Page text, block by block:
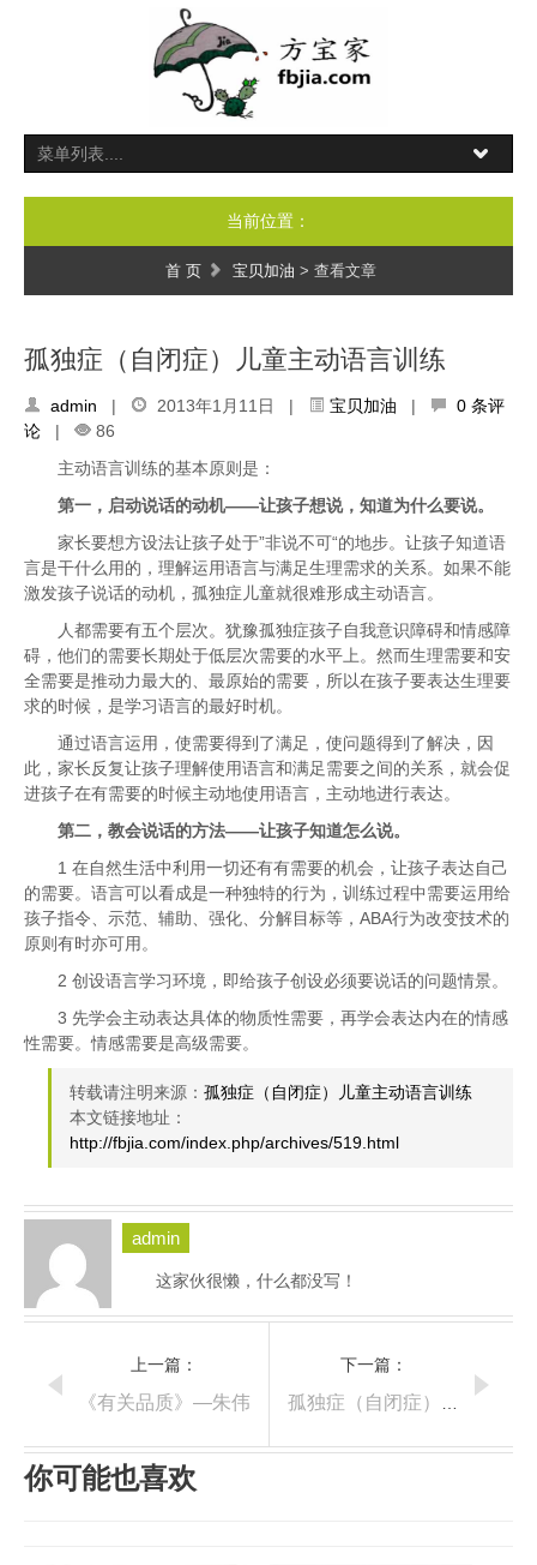
当前位置：
首 页 宝贝加油 > 查看文章
孤独症（自闭症）儿童主动语言训练
admin | 2013年1月11日 | 宝贝加油 |
0 条评
论 |
86
主动语言训练的基本原则是：
第一，启动说话的动机——让孩子想说，知道为什么要说。
家长要想方设法让孩子处于”非说不可“的地步。让孩子知道语
言是干什么用的，理解运用语言与满足生理需求的关系。如果不能
激发孩子说话的动机，孤独症儿童就很难形成主动语言。
人都需要有五个层次。犹豫孤独症孩子自我意识障碍和情感障
碍，他们的需要长期处于低层次需要的水平上。然而生理需要和安
全需要是推动力最大的、最原始的需要，所以在孩子要表达生理要
求的时候，是学习语言的最好时机。
通过语言运用，使需要得到了满足，使问题得到了解决，因
此，家长反复让孩子理解使用语言和满足需要之间的关系，就会促
进孩子在有需要的时候主动地使用语言，主动地进行表达。
第二，教会说话的方法——让孩子知道怎么说。
1 在自然生活中利用一切还有有需要的机会，让孩子表达自己
的需要。语言可以看成是一种独特的行为，训练过程中需要运用给
孩子指令、示范、辅助、强化、分解目标等，ABA行为改变技术的
原则有时亦可用。
2 创设语言学习环境，即给孩子创设必须要说话的问题情景。
3 先学会主动表达具体的物质性需要，再学会表达内在的情感
性需要。情感需要是高级需要。
转载请注明来源： 孤独症（自闭症）儿童主动语言训练
本文链接地址：
http://fbjia.com/index.php/archives/519.html
admin
这家伙很懒，什么都没写！
上一篇：
《有关品质》—朱伟
下一篇：
你可能也喜欢